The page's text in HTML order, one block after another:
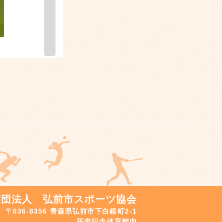
法人 弘前市スポーツ協会
〒036-8356 青森県弘前市下白銀町2-1